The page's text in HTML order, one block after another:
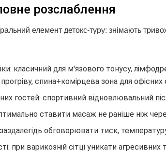
розслаблення
елемент детокс-туру: знімають
класичний для м'язового тонусу,
спина+комірцева зона для офісних
гостей: спортивний відновлювальний
ставити масаж не раніше ніж
обговорювати тиск,
при варикозній сітці уникати агресивних